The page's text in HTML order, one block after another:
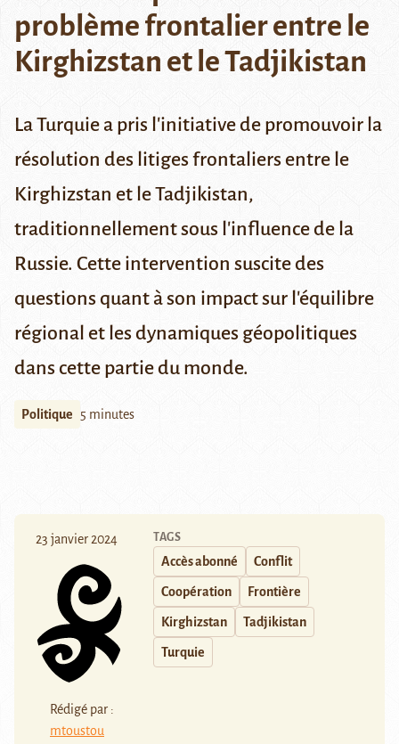
problème frontalier entre le
Kirghizstan et le Tadjikistan
La Turquie a pris l'initiative de promouvoir la
résolution des litiges frontaliers entre le
Kirghizstan et le Tadjikistan,
traditionnellement sous l'influence de la
Russie. Cette intervention suscite des
questions quant à son impact sur l'équilibre
régional et les dynamiques géopolitiques
dans cette partie du monde.
Politique 5 minutes
23 janvier 2024
Rédigé par :
mtoustou
TAGS
Accès abonné Conflit
Coopération Frontière
Kirghizstan Tadjikistan
Turquie